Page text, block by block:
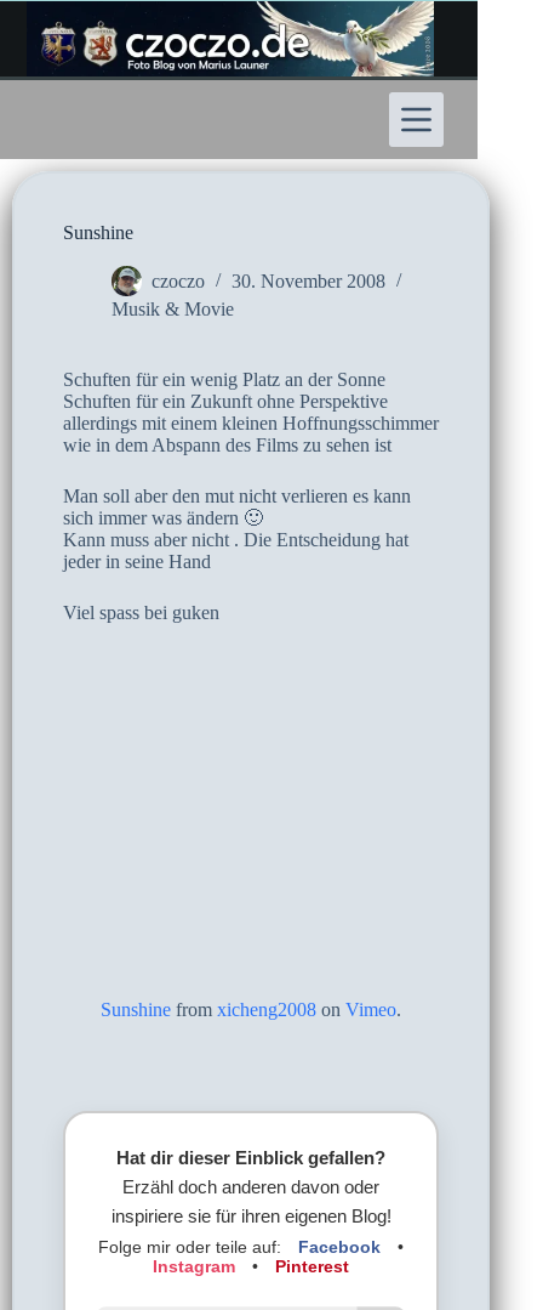
Inhalt
springen
Sunshine
czoczo
30. November 2008
Musik & Movie
Schuften für ein wenig Platz an der Sonne
Schuften für ein Zukunft ohne Perspektive
allerdings mit einem kleinen Hoffnungsschimmer
wie in dem Abspann des Films zu sehen ist
Man soll aber den mut nicht verlieren es kann
sich immer was ändern 🙂
Kann muss aber nicht . Die Entscheidung hat
jeder in seine Hand
Viel spass bei guken
Sunshine fromxicheng2008 onVimeo.
Hat dir dieser Einblick gefallen?
Erzähl doch anderen davon oder
inspiriere sie für ihren eigenen Blog!
Folge mir oder teile auf: Facebook
•
Instagram
• Pinterest